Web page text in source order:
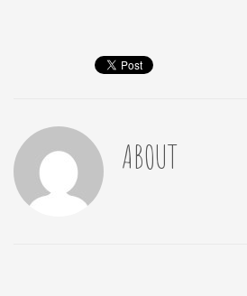
ABOUT